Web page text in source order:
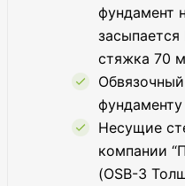
фундамент
стяжка 70
Несущие
компании
(OSB-3